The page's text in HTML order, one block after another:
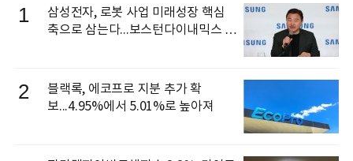
1
삼성전자, 로봇 사업 미래성장 핵심
축으로 삼는다...보스턴다이내믹스 출
2
블랙록, 에코프로 지분 추가 확
보...4.95%에서 5.01%로 높아져